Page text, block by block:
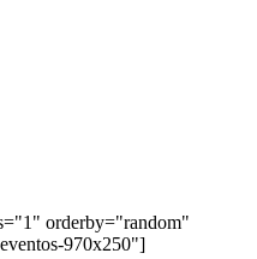
orderby="random"
970x250"]